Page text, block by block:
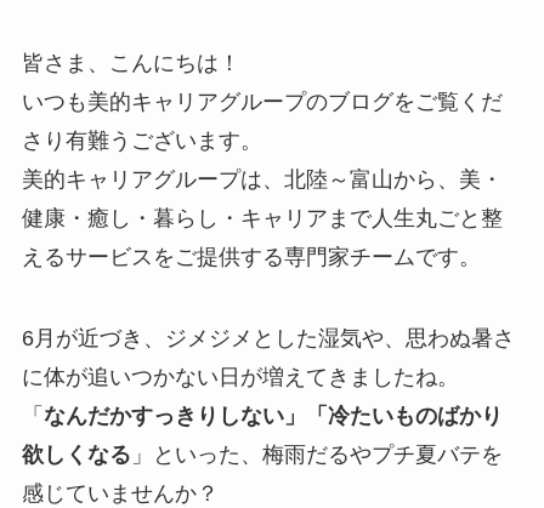
皆さま、こんにちは！
いつも美的キャリアグループのブログをご覧くだ
さり有難うございます。
美的キャリアグループは、北陸～富山から、美・
健康・癒し・暮らし・キャリアまで人生丸ごと整
えるサービスをご提供する専門家チームです。
6月が近づき、ジメジメとした湿気や、思わぬ暑さ
に体が追いつかない日が増えてきましたね。
「 なんだかすっきりしない」「冷たいものばかり
欲しくなる 」といった、梅雨だるやプチ夏バテを
感じていませんか？